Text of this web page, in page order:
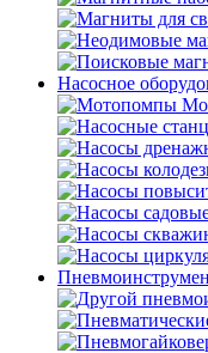
Насосное